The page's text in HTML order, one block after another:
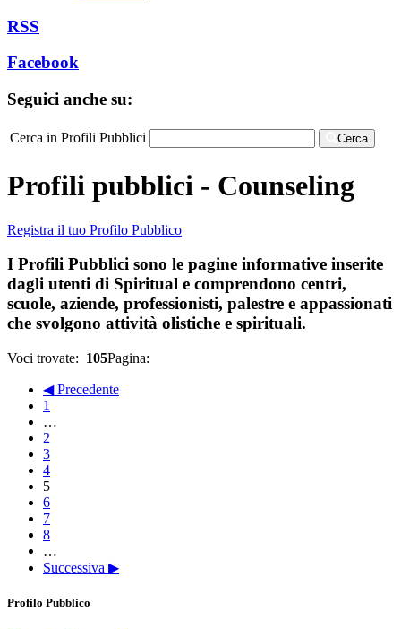
RSS
Facebook
Seguici anche su:
Cerca in Profili Pubblici Cerca
Profili pubblici - Counseling
Registra il tuo Profilo Pubblico
I Profili Pubblici sono le pagine informative inserite
dagli utenti di Spiritual e comprendono centri,
scuole, aziende, professionisti, palestre e appassionati
che svolgono attività olistiche e spirituali.
Voci trovate: 105Pagina:
◀ Precedente
1
…
2
3
4
5
6
7
8
…
Successiva ▶
Profilo Pubblico